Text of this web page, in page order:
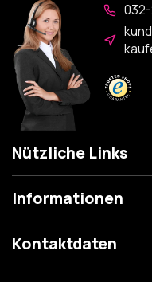
Nützliche Links
Informationen
Kontaktdaten